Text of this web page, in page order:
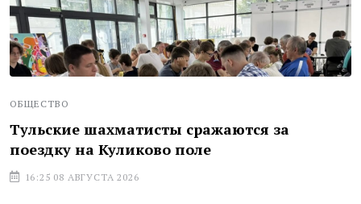
ОБЩЕСТВО
Тульские шахматисты сражаются за
поездку на Куликово поле
16:25 08 АВГУСТА 2026